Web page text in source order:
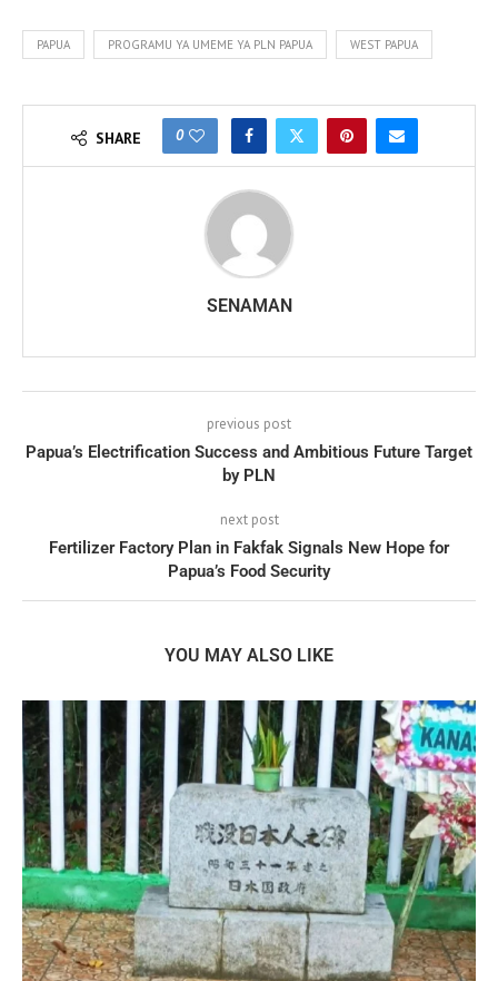
PAPUA PROGRAMU YA UMEME YA PLN PAPUA WEST PAPUA
SHARE 0
SENAMAN
previous post
Papua’s Electrification Success and Ambitious Future Target
by PLN
next post
Fertilizer Factory Plan in Fakfak Signals New Hope for
Papua’s Food Security
YOU MAY ALSO LIKE